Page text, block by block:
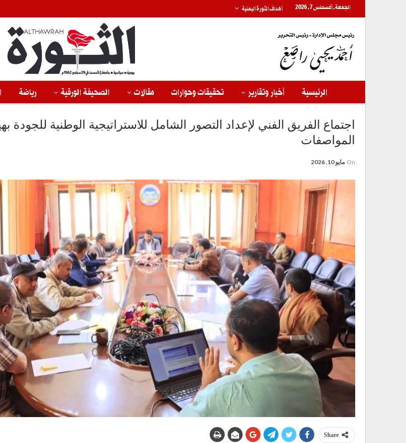
الجمعة, أغسطس 7, 2026 أهداف الثورة اليمنية
الرئيسية أخبار وتقارير تحقيقات وحوارات مقالات الصحيفة الورقية رياضة
اجتماع الفريق الفني لإعداد التصور الشامل للاستراتيجية الوطنية للجودة
المواصفات
On مايو 10, 2026
Share